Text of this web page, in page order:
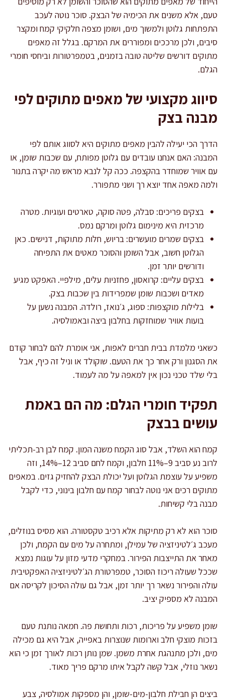
טעם, אלא משנים את הכימיה של הבצק. סוכר נוטה לעכב
התפתחות גלוטן ולמשוך מים, ושומן מצפה חלקיקי קמח ומקצר
סיבים, ולכן מרככים ומפוררים את המרקם. בגלל זה מאפים
מתוקים דורשים שליטה טובה בזמנים, בטמפרטורות וביחסי חומרי
הגלם.
סיווג מקצועי של מאפים מתוקים לפי
מבנה בצק
הדרך הכי יעילה להבין מאפים מתוקים היא לסווג אותם לפי
המבנה: האם אנחנו עובדים עם גלוטן מפותח, עם שכבות שומן, או
עם אוויר שמוחדר בהקצפה. ככה קל לנבא מראש מה יקרה בתנור
ולמה מאפה אחד יוצא רך ושני מתפורר.
בצקים פריכים: סבלה, פטה סוקה, טארטים ועוגיות. מטרה
מרכזית היא מינימום גלוטן ומרקם נמס.
בצקים שמרים מועשרים: בריוש, חלות מתוקות, דנישים. כאן
הגלוטן חשוב, אבל השומן והסוכר מאטים את התפיחה
ודורשים יותר זמן.
בצקים עליים: קרואסון, פחזניות עלים, מילפיי. האפקט מגיע
מאדים ושכבות שומן שמפרידות בין שכבות בצק.
בלילות מוקצפות: ספוג, ג׳נואז, רולדה. המבנה נשען על
בועות אוויר שמוחזקות בחלבון ביצה ובאמולסיה.
כשאני מלמדת בבית חברים לאפות, אני אומרת להם לבחור קודם
את הסגנון ורק אחר כך את הטעם. שוקולד או וניל זה כיף, אבל
בלי שלד טכני נכון אין למאפה על מה לעמוד.
תפקיד חומרי הגלם: מה הם באמת
עושים בבצק
קמח הוא השלד, אבל סוג הקמח משנה המון. קמח לבן רב-תכליתי
לרוב נע סביב 9–11% חלבון, וקמח לחם סביב 12–14%, וזה
משפיע על עוצמת הגלוטן ועל יכולת הבצק להחזיק גזים. במאפים
מתוקים רכים אני נוטה לבחור קמח עם חלבון בינוני, כדי לקבל
מבנה בלי קשיחות.
סוכר הוא לא רק מתיקות אלא רכיב טקסטורה. הוא מסיס בנוזלים,
מעכב ג׳לטיניזציה של עמילן, ומתחרה על מים עם הקמח, ולכן
מאחר את התייצבות הפירור. במחקרי מדעי מזון על עוגות נמצא
שככל שעולה ריכוז הסוכר, טמפרטורת הג׳לטיניזציה האפקטיבית
עולה והפירור נשאר רך יותר זמן, אבל גם עולה הסיכון לקריסה אם
המבנה לא מספיק יציב.
שומן משפיע על פריכות, רכות ותחושת פה. חמאה נותנת טעם
בזכות מוצקי חלב וארומות שנוצרות באפייה, אבל היא גם מכילה
מים, ולכן מתנהגת אחרת משמן. שמן נותן רכות לאורך זמן כי הוא
נשאר נוזלי, אבל קשה לקבל איתו מרקם פריך מאוד.
ביצים הן חבילת חלבון-מים-שומן, והן מספקות אמולסיה, צבע